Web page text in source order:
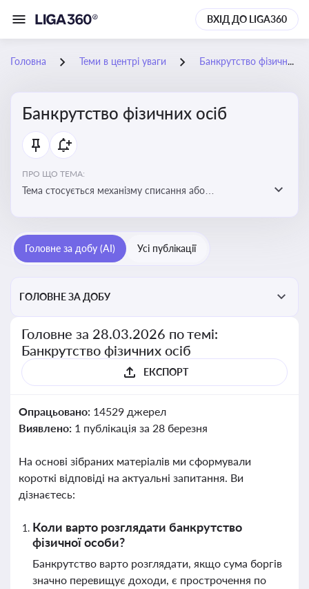
ВХІД ДО LIGA360
Головна Теми в центрі уваги Банкрутство фізичних осіб
Банкрутство фізичних осіб
ПРО ЩО ТЕМА:
Тема стосується механізму списання або
права як боржника, так і кредиторів
Головне за добу (AI) Усі публікації
ГОЛОВНЕ ЗА ДОБУ
Головне за 28.03.2026 по темі:
Банкрутство фізичних осіб
ЕКСПОРТ
Опрацьовано: 14529 джерел
Виявлено: 1 публікація за 28 березня
На основі зібраних матеріалів ми сформували
короткі відповіді на актуальні запитання. Ви
дізнаєтесь:
Коли варто розглядати банкрутство
фізичної особи?
Банкрутство варто розглядати, якщо сума боргів
значно перевищує доходи, є прострочення по